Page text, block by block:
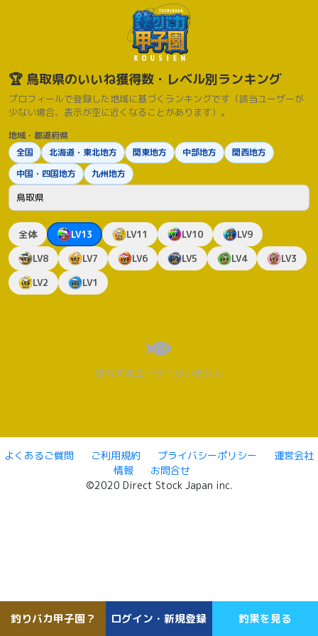
🏆 鳥取県のいいね獲得数・レベル別ランキング
プロフィールで登録した地域に基づくランキングです（該当ユーザーが
少ない場合、表示が空に近くなることがあります）。
地域・都道府県
全国
北海道・東北地方 関東地方 中部地方
関西地方
中国・四国地方
九州地方
都道府県
全体 LV13 LV11 LV10
LV9
LV8
LV7 LV6 LV5 LV4
LV3
LV2
LV1
該当するユーザーがいません
よくあるご質問 ご利用規約 プライバシーポリシー
運営会社
情報
お問合せ
©2020 Direct Stock Japan inc.
釣りバカ甲子園？ ログイン・新規登録 釣果を見る